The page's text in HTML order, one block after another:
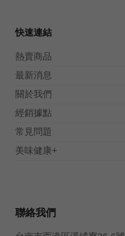
快速連結
熱賣商品
最新消息
關於我們
經銷據點
常見問題
美味健康+
聯絡我們